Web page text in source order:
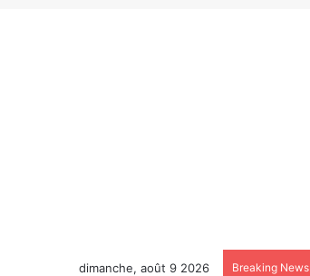
dimanche, août 9 2026 Breaking News